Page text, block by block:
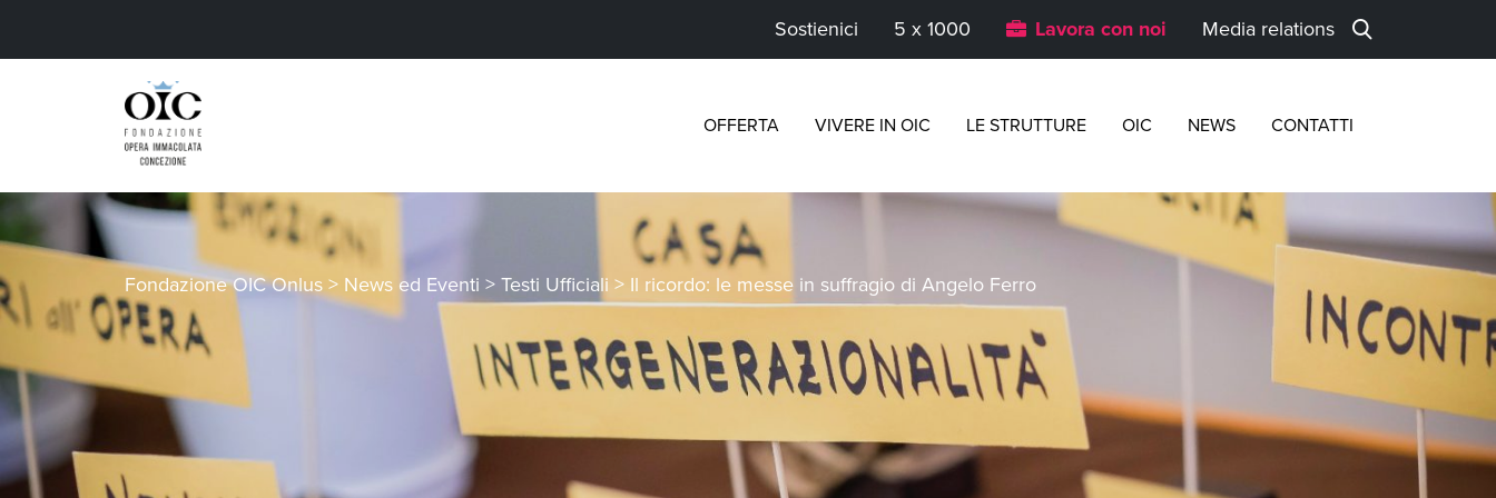
Sostienici 5 x 1000 Lavora con noi Media relations
OFFERTA VIVERE IN OIC LE STRUTTURE OIC NEWS CONTATTI
Fondazione OIC Onlus > News ed Eventi > Testi Ufficiali > Il ricordo: le messe in suffragio di Angelo Ferro